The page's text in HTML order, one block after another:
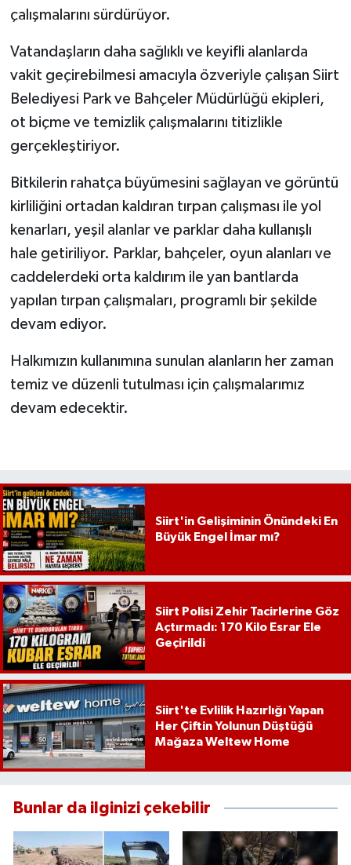
çalışmalarını sürdürüyor.
Vatandaşların daha sağlıklı ve keyifli alanlarda
vakit geçirebilmesi amacıyla özveriyle çalışan Siirt
Belediyesi Park ve Bahçeler Müdürlüğü ekipleri,
ot biçme ve temizlik çalışmalarını titizlikle
gerçekleştiriyor.
Bitkilerin rahatça büyümesini sağlayan ve görüntü
kirliliğini ortadan kaldıran tırpan çalışması ile yol
kenarları, yeşil alanlar ve parklar daha kullanışlı
hale getiriliyor. Parklar, bahçeler, oyun alanları ve
caddelerdeki orta kaldırım ile yan bantlarda
yapılan tırpan çalışmaları, programlı bir şekilde
devam ediyor.
Halkımızın kullanımına sunulan alanların her zaman
temiz ve düzenli tutulması için çalışmalarımız
devam edecektir.
Siirt'in Gelişiminin Önündeki En
Büyük Engel İmar mı?
Siirt Polisi Zehir Tacirlerine Göz
Açtırmadı: 170 Kilo Esrar Ele
Geçirildi
Siirt'te Evlilik Hazırlığı Yapan
Her Çiftin Yolunun Düştüğü
Mağaza Weltew Home
Bunlar da ilginizi çekebilir